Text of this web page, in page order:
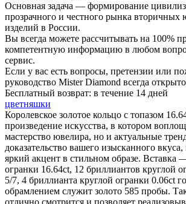
Основная задача — формирование
прозрачного и честного рынка
изделий в России.
Вы всегда можете рассчитывать на 100%
компетентную информацию в любом
сервис.
Если у вас есть вопросы, претензии или
руководство Mister Diamond всегда
Бесплатный возврат: в течение 14 дней
цветняшки
Королевское золотое кольцо с топазом
произведение искусства, в котором
мастерство ювелира, но и актуальные
доказательство вашего изысканного вкуса,
яркий акцент в стильном образе. Вставка
огранки 16.64ct, 12 бриллиантов круглой
5/7, 4 бриллианта круглой огранки 0.06ct
обрамлением служит золото 585 пробы.
отлично смотрится и позволяет